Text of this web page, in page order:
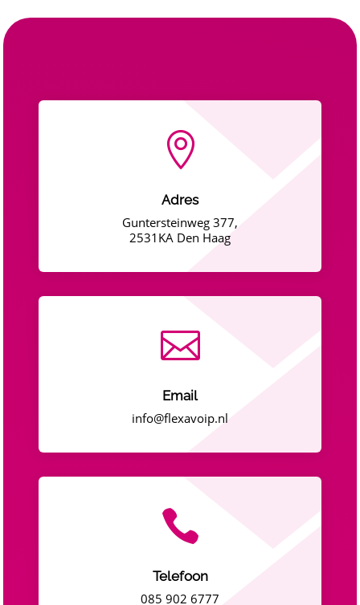

Adres
Guntersteinweg 377,
2531KA Den Haag

Email
info@flexavoip.nl

Telefoon
085 902 6777